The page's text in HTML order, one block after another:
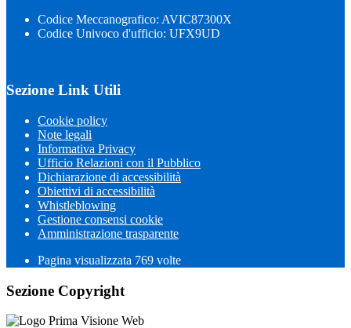
Codice Meccanografico: AVIC87300X
Codice Univoco d'ufficio: UFX9UD
Sezione Link Utili
Cookie policy
Note legali
Informativa Privacy
Ufficio Relazioni con il Pubblico
Dichiarazione di accessibilità
Obiettivi di accessibilità
Whistleblowing
Gestione consensi cookie
Amministrazione trasparente
Pagina visualizzata 769 volte
Sezione Copyright